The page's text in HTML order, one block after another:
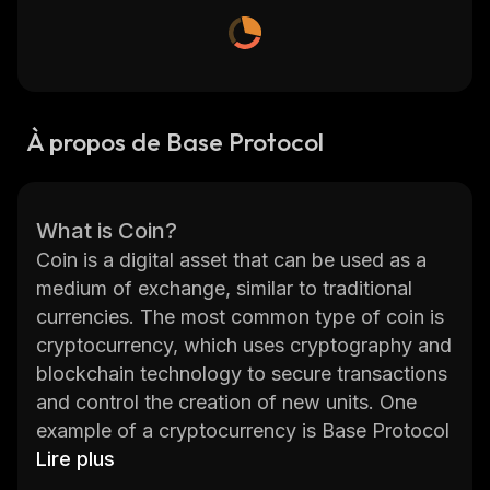
À propos de Base Protocol
What is Coin?
Coin is a digital asset that can be used as a
medium of exchange, similar to traditional
currencies. The most common type of coin is
cryptocurrency, which uses cryptography and
blockchain technology to secure transactions
and control the creation of new units. One
example of a cryptocurrency is Base Protocol
(BASE), which was created to provide an
Lire plus